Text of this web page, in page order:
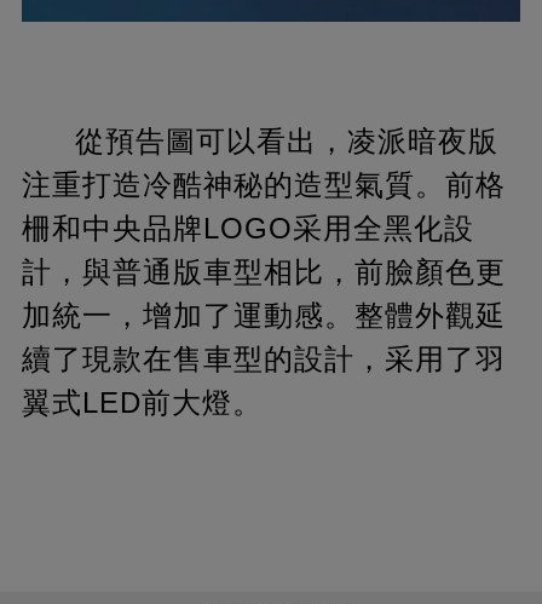
從預告圖可以看出，凌派暗夜版
注重打造冷酷神秘的造型氣質。前格
柵和中央品牌LOGO采用全黑化設
計，與普通版車型相比，前臉顏色更
加統一，增加了運動感。整體外觀延
續了現款在售車型的設計，采用了羽
翼式LED前大燈。